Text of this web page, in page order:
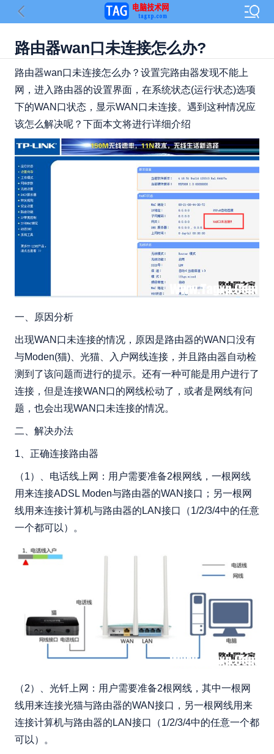
路由器wan口未连接怎么办?
路由器wan口未连接怎么办？设置完路由器发现不能上
网，进入路由器的设置界面，在系统状态(运行状态)选项
下的WAN口状态，显示WAN口未连接。遇到这种情况应
该怎么解决呢？下面本文将进行详细介绍
一、原因分析
出现WAN口未连接的情况，原因是路由器的WAN口没有
与Moden(猫)、光猫、入户网线连接，并且路由器自动检
测到了该问题而进行的提示。还有一种可能是用户进行了
连接，但是连接WAN口的网线松动了，或者是网线有问
题，也会出现WAN口未连接的情况。
二、解决办法
1、正确连接路由器
（1）、电话线上网：用户需要准备2根网线，一根网线
用来连接ADSL Moden与路由器的WAN接口；另一根网
线用来连接计算机与路由器的LAN接口（1/2/3/4中的任意
一个都可以）。
（2）、光钎上网：用户需要准备2根网线，其中一根网
线用来连接光猫与路由器的WAN接口，另一根网线用来
连接计算机与路由器的LAN接口（1/2/3/4中的任意一个都
可以）。